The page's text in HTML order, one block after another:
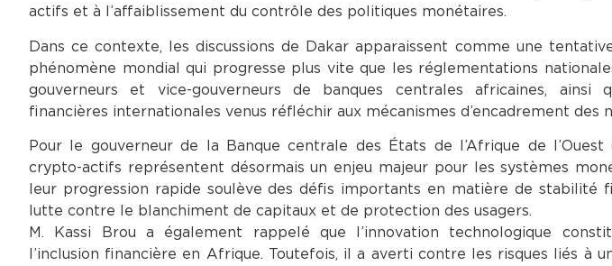
actifs et à l’affaiblissement du contrôle des politiques monétaires.
Dans ce contexte, les discussions de Dakar apparaissent comme une
phénomène mondial qui progresse plus vite que les réglementations
gouverneurs et vice-gouverneurs de banques centrales africaines, ainsi
financières internationales venus réfléchir aux mécanismes d’encadrement des
Pour le gouverneur de la Banque centrale des États de l’Afrique de l’Ouest
crypto-actifs représentent désormais un enjeu majeur pour les systèmes
leur progression rapide soulève des défis importants en matière de stabilité
lutte contre le blanchiment de capitaux et de protection des usagers.
M. Kassi Brou a également rappelé que l’innovation technologique
l’inclusion financière en Afrique. Toutefois, il a averti contre les risques liés à